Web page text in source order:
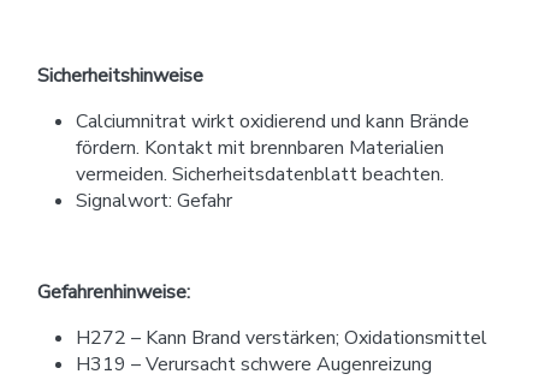
Sicherheitshinweise
Calciumnitrat wirkt oxidierend und kann Brände
fördern. Kontakt mit brennbaren Materialien
vermeiden. Sicherheitsdatenblatt beachten.
Signalwort: Gefahr
Gefahrenhinweise:
H272 – Kann Brand verstärken; Oxidationsmittel
H319 – Verursacht schwere Augenreizung